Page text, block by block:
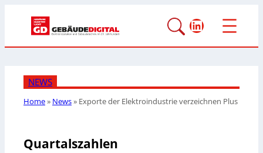
LinkedIn
NEWS
Home» News» Exporte der Elektroindustrie verzeichnen Plus
Quartalszahlen